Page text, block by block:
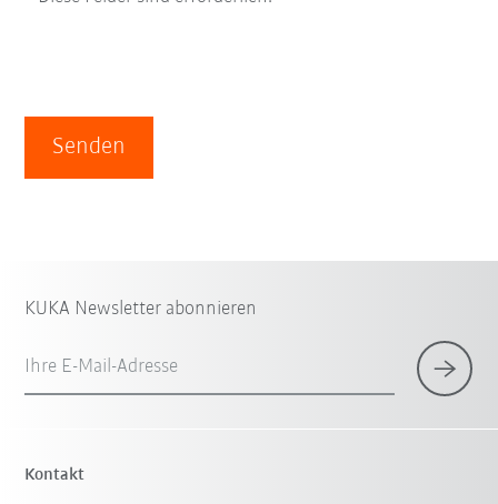
Senden
KUKA Newsletter abonnieren
Ihre E-Mail-Adresse
Kontakt